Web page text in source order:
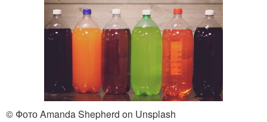
© Фото Amanda Shepherd on Unsplash